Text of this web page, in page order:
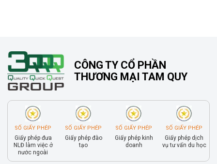
CÔNG TY CỔ PHẦN
THƯƠNG MẠI TAM QUY
SỐ GIẤY PHÉP
Giấy phép đưa
NLĐ làm việc ở
nước ngoài
SỐ GIẤY PHÉP
Giấy phép đào
tạo
SỐ GIẤY PHÉP
Giấy phép kinh
doanh
SỐ GIẤY PHÉP
Giấy phép dịch
vụ tư vấn du học